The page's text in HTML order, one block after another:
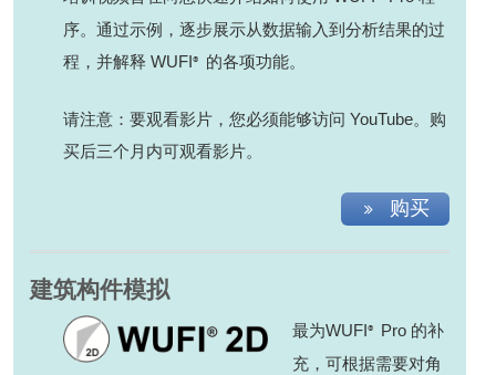
序。通过示例，逐步展示从数据输入到分析结果的过
程，并解释 WUFI ® 的各项功能。
请注意：要观看影片，您必须能够访问 YouTube。购
买后三个月内可观看影片。
购买
建筑构件模拟
最为WUFI ® Pro 的补
充，可根据需要对角